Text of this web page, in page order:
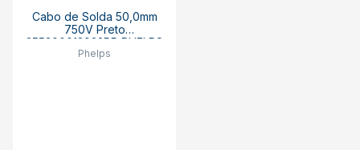
Cabo de Solda 50,0mm
750V Preto
255300013922PR PHELPS
Phelps